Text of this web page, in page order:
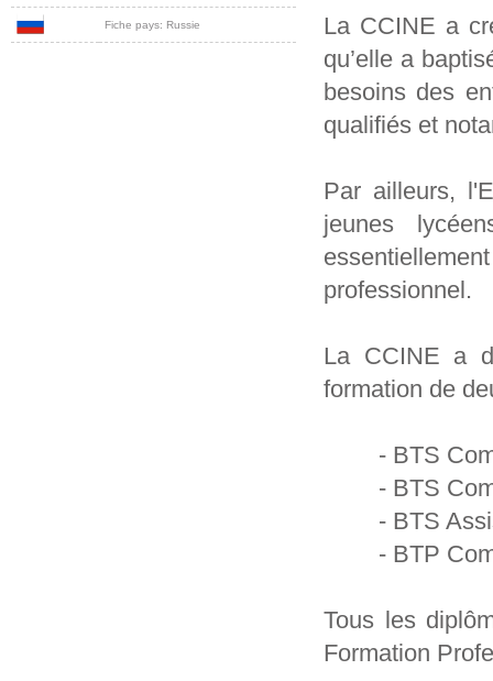
Fiche pays: Russie
La CCINE a
qu’elle a
besoins des
qualifiés et
Par ailleurs,
jeunes
professionnel.
La CCINE a
formation de
- BTS
- BTS
- BTS
- BTP
Tous les
Formation